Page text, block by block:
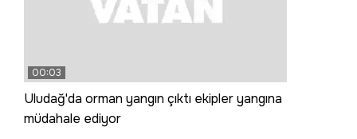
00:03
Uludağ'da orman yangın çıktı ekipler yangına
müdahale ediyor